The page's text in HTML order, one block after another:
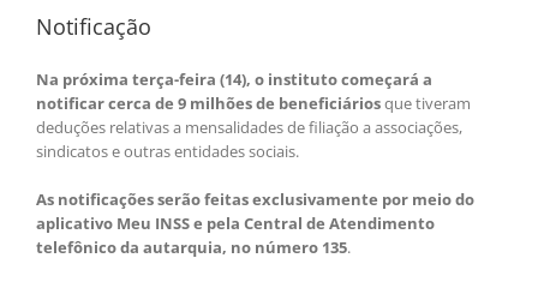
Notificação
Na próxima terça-feira (14), o instituto começará a
notificar cerca de 9 milhões de beneficiáriosque tiveram
deduções relativas a mensalidades de filiação a associações,
sindicatos e outras entidades sociais.
As notificações serão feitas exclusivamente por meio do
aplicativo Meu INSS e pela Central de Atendimento
telefônico da autarquia, no número 135.